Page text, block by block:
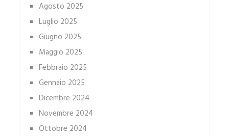
Agosto 2025
Luglio 2025
Giugno 2025
Maggio 2025
Febbraio 2025
Gennaio 2025
Dicembre 2024
Novembre 2024
Ottobre 2024